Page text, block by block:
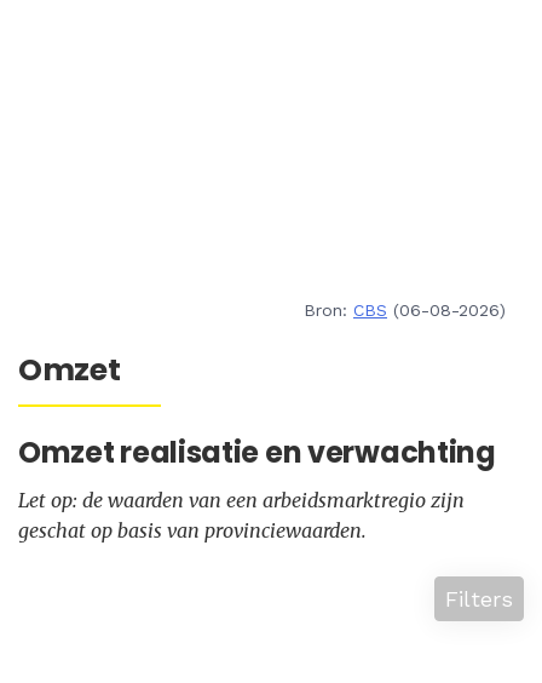
Bron: CBS (06-08-2026)
Omzet
Omzet realisatie en verwachting
Let op: de waarden van een arbeidsmarktregio zijn
geschat op basis van provinciewaarden.
Filters